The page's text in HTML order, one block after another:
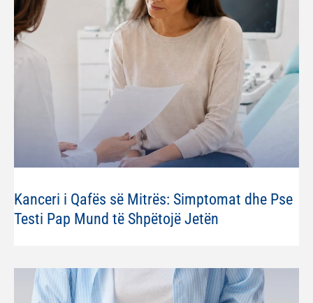
Kanceri i Qafës së Mitrës: Simptomat dhe Pse
Testi Pap Mund të Shpëtojë Jetën